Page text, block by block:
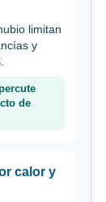
limitan
y
de
calor y